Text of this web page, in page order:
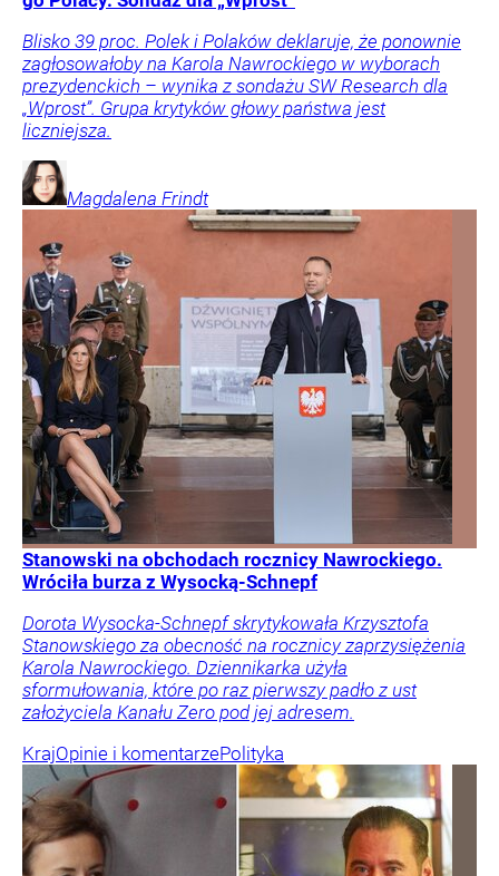
Blisko 39 proc. Polek i Polaków deklaruje, że ponownie
zagłosowałoby na Karola Nawrockiego w wyborach
prezydenckich – wynika z sondażu SW Research dla
„Wprost”. Grupa krytyków głowy państwa jest
liczniejsza.
Magdalena Frindt
Stanowski na obchodach rocznicy Nawrockiego.
Wróciła burza z Wysocką-Schnepf
Dorota Wysocka-Schnepf skrytykowała Krzysztofa
Stanowskiego za obecność na rocznicy zaprzysiężenia
Karola Nawrockiego. Dziennikarka użyła
sformułowania, które po raz pierwszy padło z ust
założyciela Kanału Zero pod jej adresem.
KrajOpinie i komentarzePolityka